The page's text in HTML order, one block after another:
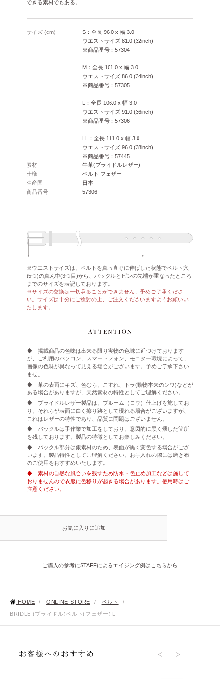
できる素材でもある。
サイズ (cm)
S：全長 96.0 x 幅 3.0
ウエストサイズ 81.0 (32inch)
※商品番号：57304
M：全長 101.0 x 幅 3.0
ウエストサイズ 86.0 (34inch)
※商品番号：57305
L：全長 106.0 x 幅 3.0
ウエストサイズ 91.0 (36inch)
※商品番号：57306
LL：全長 111.0 x 幅 3.0
ウエストサイズ 96.0 (38inch)
※商品番号：57445
素材
牛革(ブライドルレザー)
仕様
ベルト フェザー
生産国
日本
商品番号
57306
※ウエストサイズは、ベルトを真っ直ぐに伸ばした状態でベルト穴
(5つ)の真ん中(3つ目)から、バックルとピンの先端が重なったところ
までのサイズを表記しております。
※サイズの交換は一切承ることができません、予めご了承くださ
い。サイズは十分にご検討の上、ご注文くださいますようお願いい
たします。
◆ 掲載商品の色味は出来る限り実物の色味に近づけております
が、ご利用のパソコン、スマートフォン、モニター環境によって、
画像の色味が異なって見える場合がございます。予めご了承下さい
ませ。
◆ 革の表面にキズ、色むら、こすれ、トラ(動物本来のシワ)などが
ある場合がありますが、天然素材の特性としてご理解ください。
◆ ブライドルレザー製品は、ブルーム（ロウ）仕上げを施してお
り、それらが表面に白く擦り跡として現れる場合がございますが、
これはレザーの特性であり、品質に問題はございません。
◆ バックルは手作業で加工をしており、意図的に黒く燻した箇所
を残しております。製品の特徴としてお楽しみください。
◆ バックル部分は銀素材のため、表面が黒く変色する場合がござ
います。製品特性としてご理解ください。お手入れの際には磨き布
のご使用をおすすめいたします。
◆ 素材の自然な風合いを残すため防水・色止め加工などは施して
おりませんので衣服に色移りが起きる場合があります。使用時はご
注意ください。
お気に入りに追加
ご購入の参考にSTAFFによるエイジング例はこちらから
HOME / ONLINE STORE / ベルト
/
BRIDLE (ブライドル)ベルト(フェザー) L